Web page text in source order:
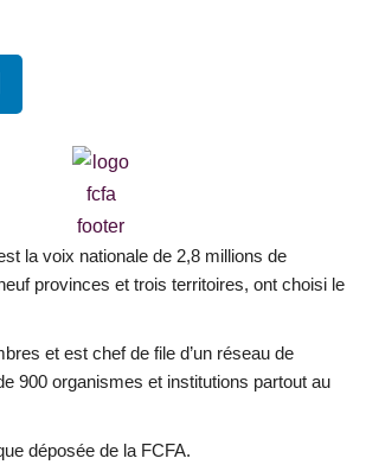
la voix nationale de 2,8 millions de
provinces et trois territoires, ont choisi le
et est chef de file d’un réseau de
900 organismes et institutions partout au
déposée de la FCFA.